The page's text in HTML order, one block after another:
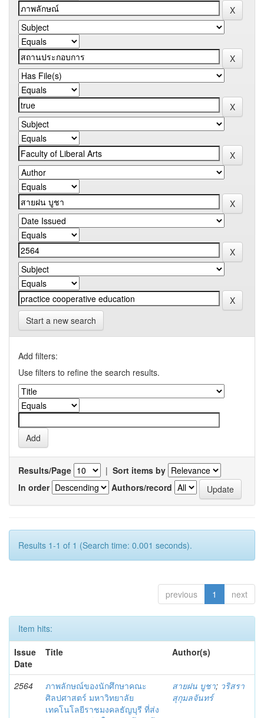
Start a new search
Add filters:
Use filters to refine the search results.
Results/Page | Sort items by
In order
Authors/record
Results 1-1 of 1 (Search time: 0.001 seconds).
previous 1 next
Item hits:
Issue
Date
Title Author(s)
2564
ภาพลักษณ์ของนักศึกษาคณะ
ศิลปศาสตร์ มหาวิทยาลัย
เทคโนโลยีราชมงคลธัญบุรี ที่ส่ง
สายฝน บูชา; วริสรา
สุกุมลจันทร์